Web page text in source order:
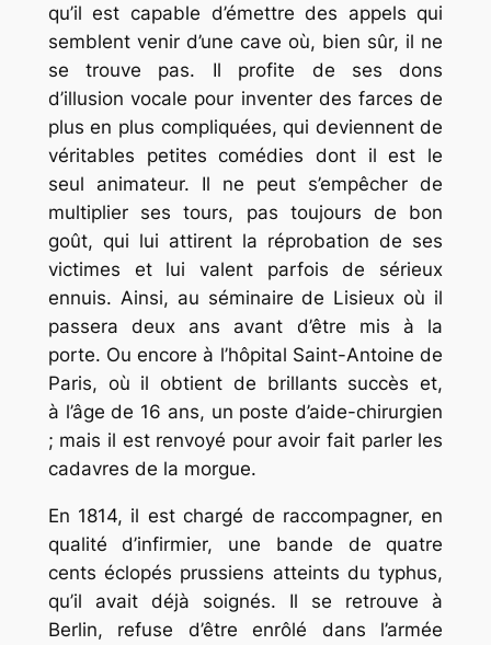
qu’il est capable d’émettre des appels qui
semblent venir d’une cave où, bien sûr, il ne
se trouve pas. Il profite de ses dons
d’illusion vocale pour inventer des farces de
plus en plus compliquées, qui deviennent de
véritables petites comédies dont il est le
seul animateur. Il ne peut s’empêcher de
multiplier ses tours, pas toujours de bon
goût, qui lui attirent la réprobation de ses
victimes et lui valent parfois de sérieux
ennuis. Ainsi, au séminaire de Lisieux où il
passera deux ans avant d’être mis à la
porte. Ou encore à l’hôpital Saint-Antoine de
Paris, où il obtient de brillants succès et,
à l’âge de 16 ans, un poste d’aide-chirurgien
; mais il est renvoyé pour avoir fait parler les
cadavres de la morgue.
En 1814, il est chargé de raccompagner, en
qualité d’infirmier, une bande de quatre
cents éclopés prussiens atteints du typhus,
qu’il avait déjà soignés. Il se retrouve à
Berlin, refuse d’être enrôlé dans l’armée